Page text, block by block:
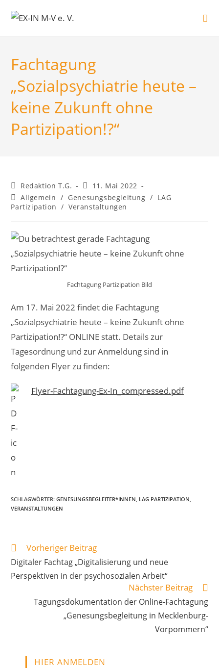
Inhalt
Fachtagung
„Sozialpsychiatrie heute –
keine Zukunft ohne
Partizipation!?“
Beitrags-
Autor:
Redaktion T.G.
Beitrag
veröffentlicht:
11. Mai 2022
Beitrags-
Kategorie:
Allgemein / Genesungsbegleitung / LAG
Partizipation / Veranstaltungen
Fachtagung Partizipation Bild
Am 17. Mai 2022 findet die Fachtagung
„Sozialpsychiatrie heute – keine Zukunft ohne
Partizipation!?“ ONLINE statt. Details zur
Tagesordnung und zur Anmeldung sind in
folgenden Flyer zu finden:
Flyer-Fachtagung-Ex-In_compressed.pdf
SCHLAGWÖRTER:GENESUNGSBEGLEITER*INNEN LAG PARTIZIPATION
VERANSTALTUNGEN
Weitere
ansehen
Vorheriger Beitrag
Digitaler Fachtag „Digitalisierung und neue
Perspektiven in der psychosozialen Arbeit“
Nächster Beitrag
Tagungsdokumentation der Online-Fachtagung
„Genesungsbegleitung in Mecklenburg-
Vorpommern“
HIER ANMELDEN